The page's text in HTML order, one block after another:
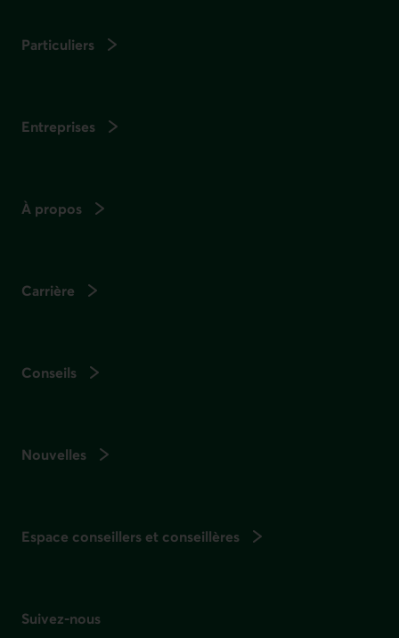
Particuliers
Entreprises
À propos
Carrière
Conseils
Nouvelles
Espace conseillers et conseillères
Suivez-nous